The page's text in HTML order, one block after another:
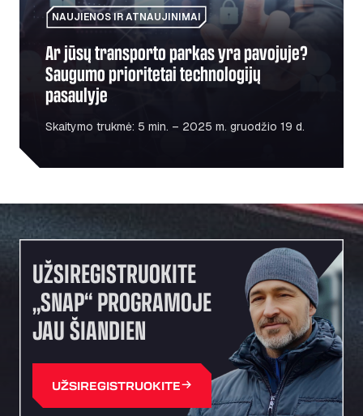
NAUJIENOS IR ATNAUJINIMAI
Ar jūsų transporto parkas yra pavojuje?
Saugumo prioritetai technologijų
pasaulyje
Skaitymo trukmė: 5 min. – 2025 m. gruodžio 19 d.
UŽSIREGISTRUOKITE
„SNAP“ PROGRAMOJE
JAU ŠIANDIEN
UŽSIREGISTRUOKITE